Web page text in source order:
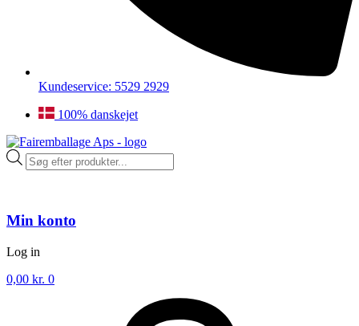
Kundeservice: 5529 2929
100% danskejet
Products
search
Min konto
Log in
0,00 kr. 0